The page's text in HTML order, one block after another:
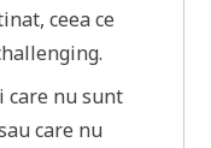
ceea ce
care nu sunt
care nu